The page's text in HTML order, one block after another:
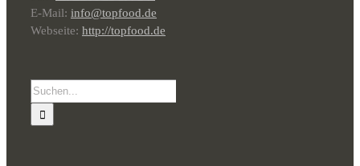
E-Mail: info@topfood.de
Webseite: http://topfood.de
Suche
nach: